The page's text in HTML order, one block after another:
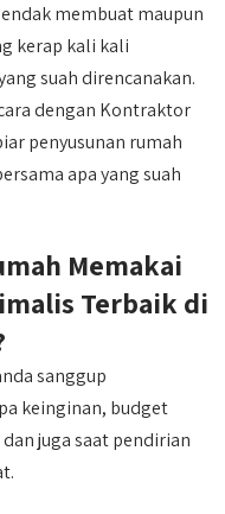
membuat maupun
kerap kali kali
suah direncanakan.
dengan Kontraktor
penyusunan rumah
apa yang suah
Memakai
Terbaik di
sanggup
keinginan, budget
juga saat pendirian